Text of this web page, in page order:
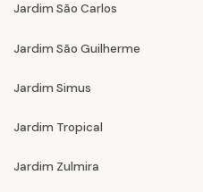
Jardim São Carlos
Jardim São Guilherme
Jardim Simus
Jardim Tropical
Jardim Zulmira